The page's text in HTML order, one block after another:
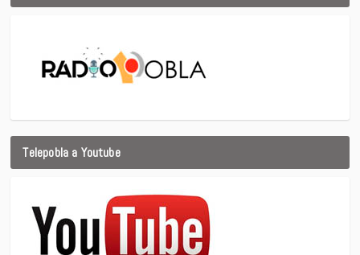
Telepobla a Youtube